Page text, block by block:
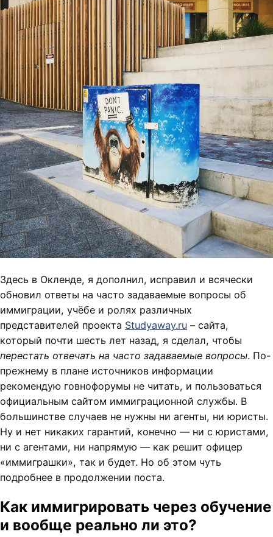
Здесь в Окленде, я дополнил, исправил и всячески
обновил ответы на часто задаваемые вопросы об
иммиграции, учёбе и ролях различных
представителей проекта Studyaway.ru – сайта,
который почти шесть лет назад, я сделал, чтобы
перестать отвечать на часто задаваемые вопросы. По-
прежнему в плане источников информации
рекомендую говнофорумы не читать, и пользоваться
официальным сайтом иммиграционной службы. В
большинстве случаев не нужны ни агенты, ни юристы.
Ну и нет никаких гарантий, конечно — ни с юристами,
ни с агентами, ни напрямую — как решит офицер
«иммиграшки», так и будет. Но об этом чуть
подробнее в продолжении поста.
Как иммигрировать через обучение
и вообще реально ли это?